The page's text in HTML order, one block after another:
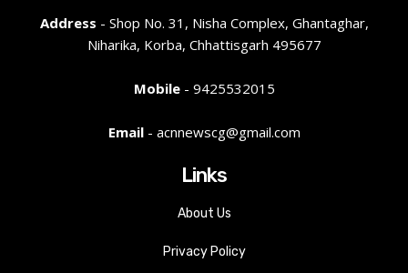
Address - Shop No. 31, Nisha Complex, Ghantaghar,
Niharika, Korba, Chhattisgarh 495677
Mobile- 9425532015
Email- acnnewscg@gmail.com
Links
About Us
Privacy Policy